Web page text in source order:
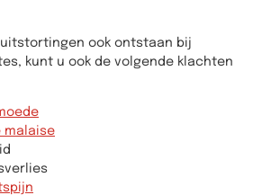
ook ontstaan bij
kunt u ook de volgende klachten
malaise